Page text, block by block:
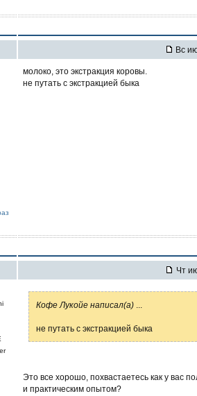
Вс
молоко, это экстракция коровы.
не путать с экстракцией быка
Чт
Кофе Лукойе написал(а)
не путать с экстракцией быка
Это все хорошо, похвастаетесь как у вас
и практическим опытом?